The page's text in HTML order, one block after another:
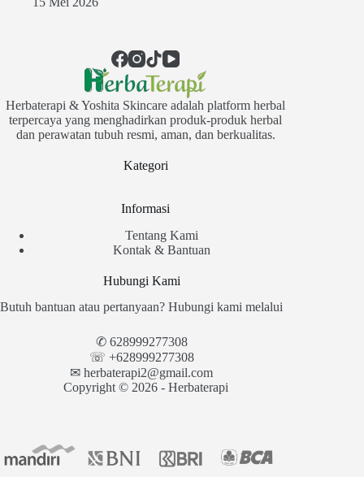
Herbaterapi & Yoshita Skincare adalah platform herbal
terpercaya yang menghadirkan produk-produk herbal
dan perawatan tubuh resmi, aman, dan berkualitas.
Kategori
Informasi
Tentang Kami
Kontak & Bantuan
Hubungi Kami
Butuh bantuan atau pertanyaan? Hubungi kami melalui
✆ 628999277308
☏ +628999277308
✉︎ herbaterapi2@gmail.com
Copyright © 2026 - Herbaterapi